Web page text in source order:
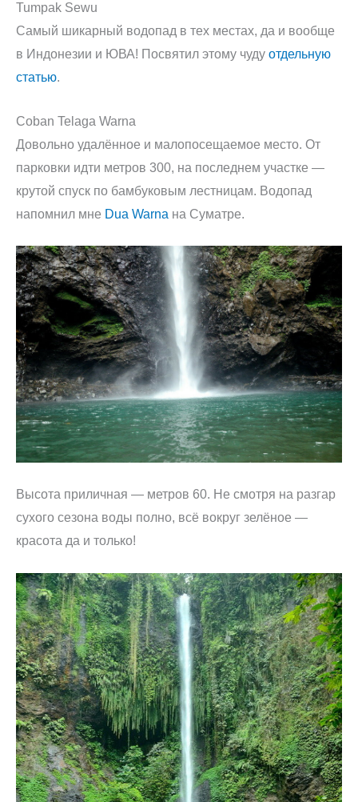
Tumpak Sewu
Самый шикарный водопад в тех местах, да и вообще
в Индонезии и ЮВА! Посвятил этому чуду отдельную
статью.
Coban Telaga Warna
Довольно удалённое и малопосещаемое место. От
парковки идти метров 300, на последнем участке —
крутой спуск по бамбуковым лестницам. Водопад
напомнил мне Dua Warna на Суматре.
Высота приличная — метров 60. Не смотря на разгар
сухого сезона воды полно, всё вокруг зелёное —
красота да и только!